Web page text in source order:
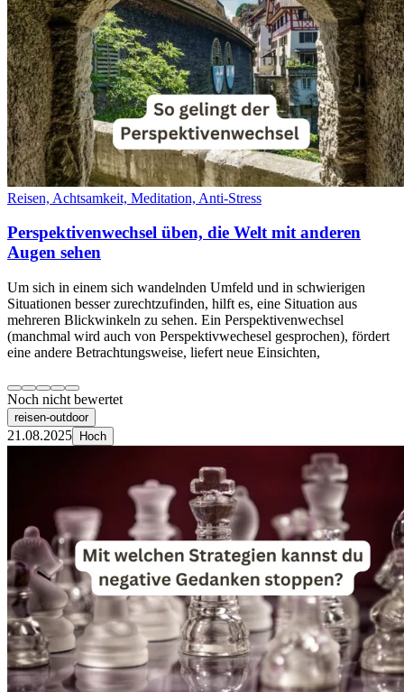
Reisen, Achtsamkeit, Meditation, Anti-Stress
Perspektivenwechsel üben, die Welt mit anderen
Augen sehen
Um sich in einem sich wandelnden Umfeld und in schwierigen
Situationen besser zurechtzufinden, hilft es, eine Situation aus
mehreren Blickwinkeln zu sehen. Ein Perspektivenwechsel
(manchmal wird auch von Perspektivwechesel gesprochen), fördert
eine andere Betrachtungsweise, liefert neue Einsichten,
Noch nicht bewertet
reisen-outdoor
21.08.2025 Hoch